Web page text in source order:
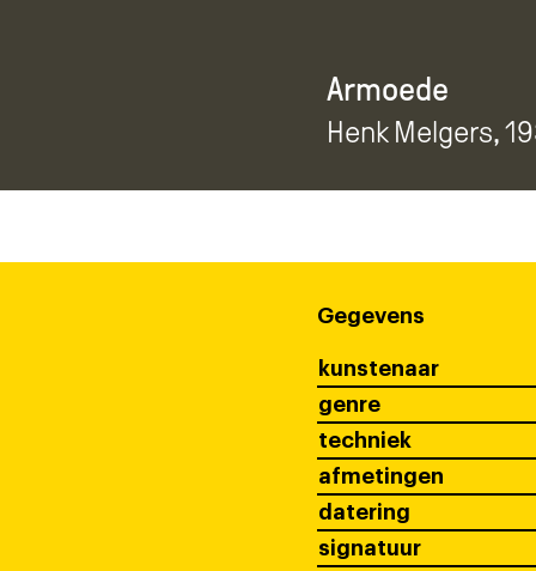
Armoede
Henk Melgers,
Gegevens
kunstenaar
genre
techniek
afmetingen
datering
signatuur